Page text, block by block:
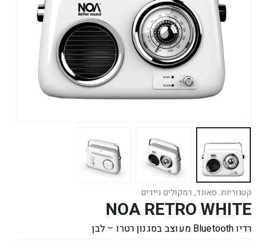
קטגוריות: סאונד, רמקולים ניידים
NOA RETRO WHITE
רדיו Bluetooth מעוצב בסגנון רטרו – לבן